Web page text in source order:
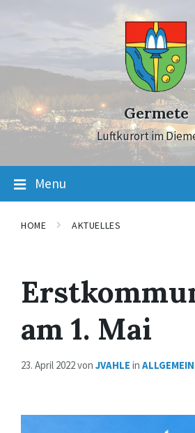
Germete
Luftkurort im
Menu
HOME AKTUELLES
am 1. Mai
23. April 2022von JVAHLE in ALLGEMEIN